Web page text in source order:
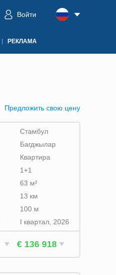
Войти
РЕКЛАМА
Предложить свою цену
Стамбул
Багджылар
Квартира
1+1
63 м²
13 км
100 м
I квартал, 2026
€ 136 918